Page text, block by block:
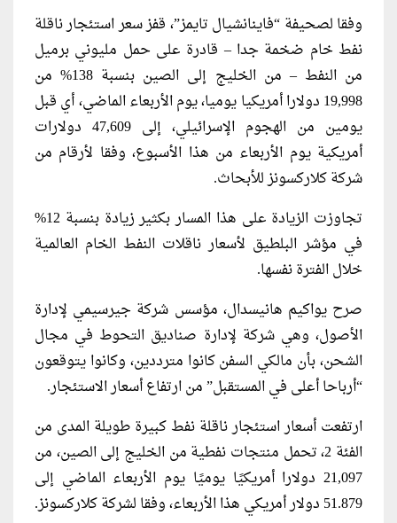
وفقا لصحيفة “فاينانشيال تايمز”، قفز سعر استئجار ناقلة
نفط خام ضخمة جدا – قادرة على حمل مليوني برميل
من النفط – من الخليج إلى الصين بنسبة 138% من
19,998 دولارا أمريكيا يوميا، يوم الأربعاء الماضي، أي قبل
يومين من الهجوم الإسرائيلي، إلى 47,609 دولارات
أمريكية يوم الأربعاء من هذا الأسبوع، وفقا لأرقام من
شركة كلاركسونز للأبحاث.
تجاوزت الزيادة على هذا المسار بكثير زيادة بنسبة 12%
في مؤشر البلطيق لأسعار ناقلات النفط الخام العالمية
خلال الفترة نفسها.
صرح يواكيم هانيسدال، مؤسس شركة جيرسيمي لإدارة
الأصول، وهي شركة لإدارة صناديق التحوط في مجال
الشحن، بأن مالكي السفن كانوا مترددين، وكانوا يتوقعون
“أرباحا أعلى في المستقبل” من ارتفاع أسعار الاستئجار.
ارتفعت أسعار استئجار ناقلة نفط كبيرة طويلة المدى من
الفئة 2، تحمل منتجات نفطية من الخليج إلى الصين، من
21,097 دولارا أمريكيًا يوميًا يوم الأربعاء الماضي إلى
51.879 دولار أمريكي هذا الأربعاء، وفقا لشركة كلاركسونز.